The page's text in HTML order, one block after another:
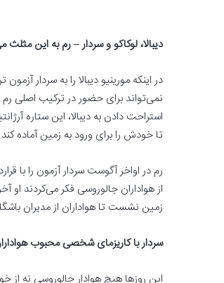
دیبالا، لوکاکو و سردار – رم به این مثلث
در اینکه مورینیو دیبالا را به سردار
نمی‌تواند برای حضور در ترکیب اصلی ‏رم
استراحت دادن به دیبالا، این ستاره
تا خودش را برای ورود ‏به زمین آماده کند. ‏
از هواداران جالوروسی فکر ‏می‌کردند او
زمین نشست تا هواداران از مدیران
سردار با کاریزمای شخصی محبوب
این روزها هیچ هوادار جالوروسی نه